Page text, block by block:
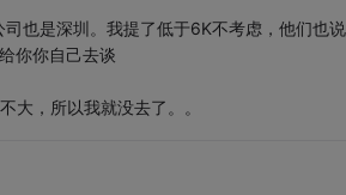
也是深圳。我提了低于6K不考虑，他们也
你你自己去谈
大，所以我就没去了。。